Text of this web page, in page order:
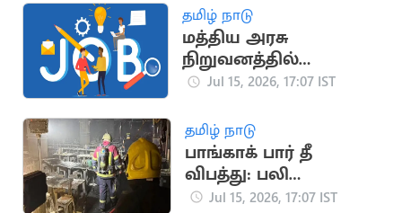
தமிழ் நாடு
மத்திய அரசு
நிறுவனத்தில்
வேலைவாய்ப்பு
Jul 15, 2026, 17:07 IST
தமிழ் நாடு
பாங்காக் பார் தீ
விபத்து: பலி
எண்ணிக்கை 32 ஆக
Jul 15, 2026, 17:07 IST